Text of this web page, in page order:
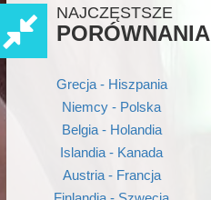
NAJCZĘSTSZE
PORÓWNANIA
Grecja - Hiszpania
Niemcy - Polska
Belgia - Holandia
Islandia - Kanada
Austria - Francja